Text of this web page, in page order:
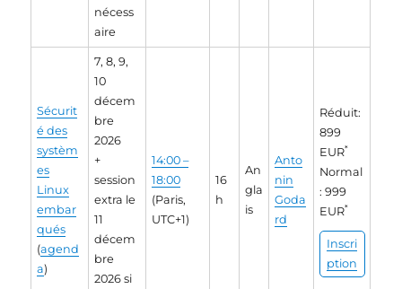
nécess
aire
Sécurit
é des
systèm
es
Linux
embar
qués
(agend
a)
7, 8, 9,
10
décem
bre
2026
+
session
extra le
11
décem
bre
2026 si
14:00 –
18:00
(Paris,
UTC+1)
16
h
An
gla
is
Anto
nin
Goda
rd
Réduit:
899
EUR*
Normal
: 999
EUR*
Inscri
ption